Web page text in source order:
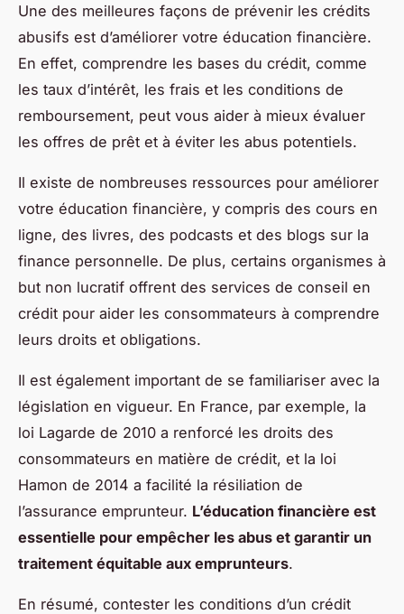
Une des meilleures façons de prévenir les crédits
abusifs est d’améliorer votre éducation financière.
En effet, comprendre les bases du crédit, comme
les taux d’intérêt, les frais et les conditions de
remboursement, peut vous aider à mieux évaluer
les offres de prêt et à éviter les abus potentiels.
Il existe de nombreuses ressources pour améliorer
votre éducation financière, y compris des cours en
ligne, des livres, des podcasts et des blogs sur la
finance personnelle. De plus, certains organismes à
but non lucratif offrent des services de conseil en
crédit pour aider les consommateurs à comprendre
leurs droits et obligations.
Il est également important de se familiariser avec la
législation en vigueur. En France, par exemple, la
loi Lagarde de 2010 a renforcé les droits des
consommateurs en matière de crédit, et la loi
Hamon de 2014 a facilité la résiliation de
l’assurance emprunteur. L’éducation financière est
essentielle pour empêcher les abus et garantir un
traitement équitable aux emprunteurs.
En résumé, contester les conditions d’un crédit